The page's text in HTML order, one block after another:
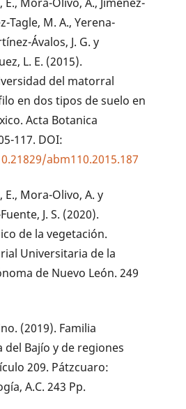
Tagle, M. A., Yerena-
Ávalos, J. G. y
L. E. (2015).
del matorral
en dos tipos de suelo en
Acta Botanica
117. DOI:
abm110.2015.187
Mora-Olivo, A. y
J. S. (2020).
de la vegetación.
Universitaria de la
de Nuevo León. 249
(2019). Familia
del Bajío y de regiones
209. Pátzcuaro:
A.C. 243 Pp.